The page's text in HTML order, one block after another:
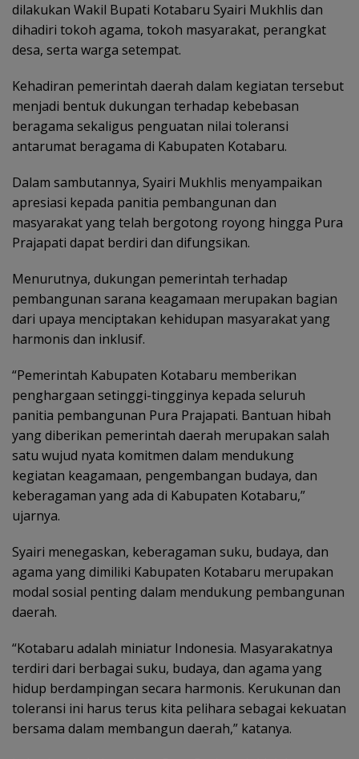
dilakukan Wakil Bupati Kotabaru Syairi Mukhlis dan
dihadiri tokoh agama, tokoh masyarakat, perangkat
desa, serta warga setempat.
Kehadiran pemerintah daerah dalam kegiatan tersebut
menjadi bentuk dukungan terhadap kebebasan
beragama sekaligus penguatan nilai toleransi
antarumat beragama di Kabupaten Kotabaru.
Dalam sambutannya, Syairi Mukhlis menyampaikan
apresiasi kepada panitia pembangunan dan
masyarakat yang telah bergotong royong hingga Pura
Prajapati dapat berdiri dan difungsikan.
Menurutnya, dukungan pemerintah terhadap
pembangunan sarana keagamaan merupakan bagian
dari upaya menciptakan kehidupan masyarakat yang
harmonis dan inklusif.
“Pemerintah Kabupaten Kotabaru memberikan
penghargaan setinggi-tingginya kepada seluruh
panitia pembangunan Pura Prajapati. Bantuan hibah
yang diberikan pemerintah daerah merupakan salah
satu wujud nyata komitmen dalam mendukung
kegiatan keagamaan, pengembangan budaya, dan
keberagaman yang ada di Kabupaten Kotabaru,”
ujarnya.
Syairi menegaskan, keberagaman suku, budaya, dan
agama yang dimiliki Kabupaten Kotabaru merupakan
modal sosial penting dalam mendukung pembangunan
daerah.
“Kotabaru adalah miniatur Indonesia. Masyarakatnya
terdiri dari berbagai suku, budaya, dan agama yang
hidup berdampingan secara harmonis. Kerukunan dan
toleransi ini harus terus kita pelihara sebagai kekuatan
bersama dalam membangun daerah,” katanya.